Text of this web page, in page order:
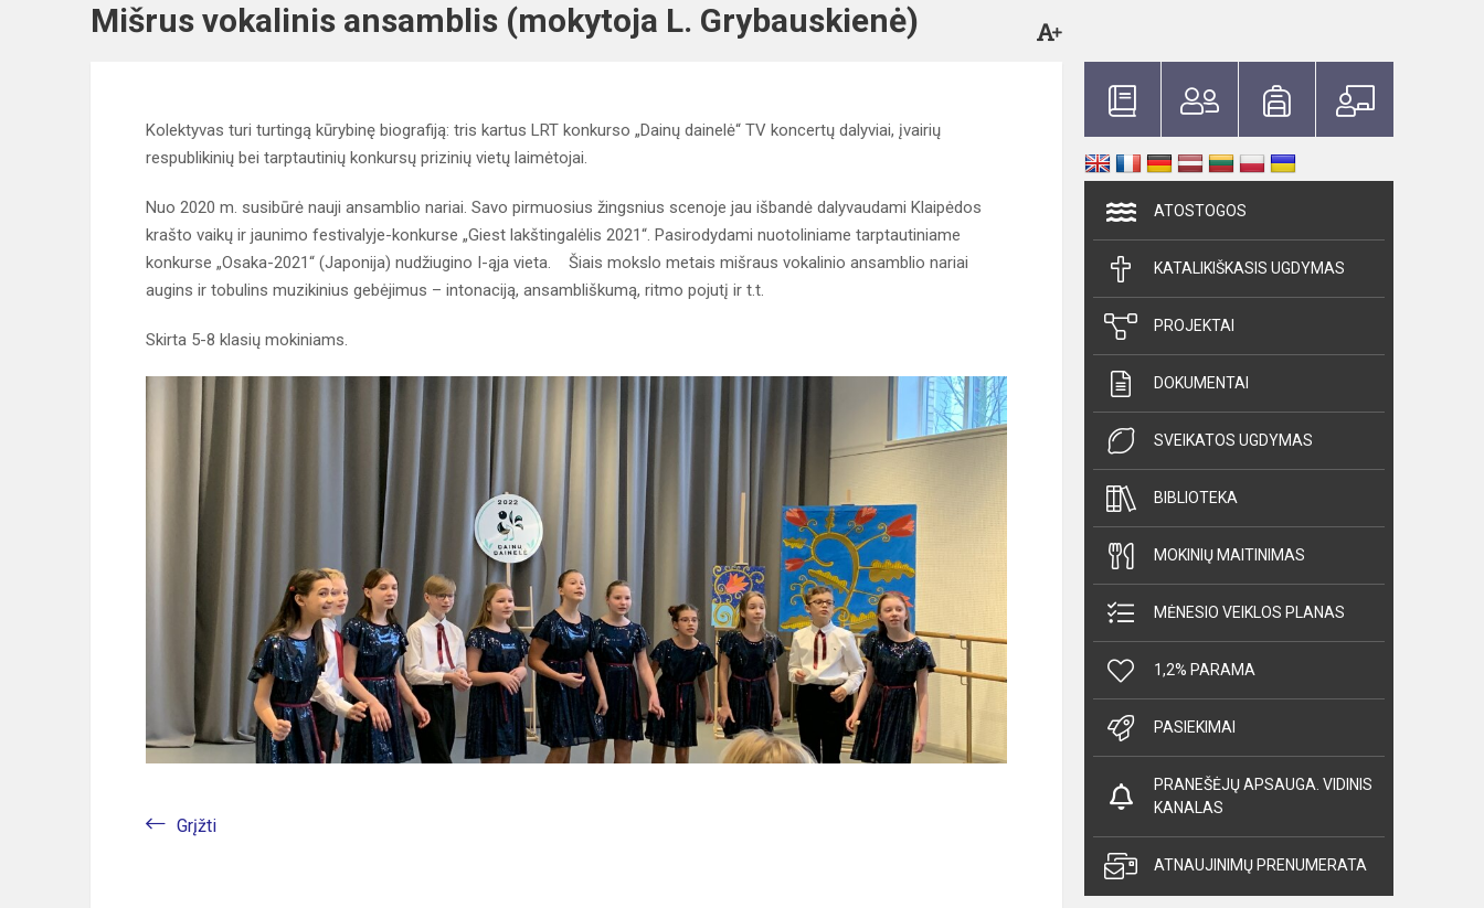
Mišrus vokalinis ansamblis (mokytoja L. Grybauskienė)
Kolektyvas turi turtingą kūrybinę biografiją: tris kartus LRT konkurso „Dainų dainelė“ TV koncertų dalyviai, įvairių
respublikinių bei tarptautinių konkursų prizinių vietų laimėtojai.
Nuo 2020 m. susibūrė nauji ansamblio nariai. Savo pirmuosius žingsnius scenoje jau išbandė dalyvaudami Klaipėdos
krašto vaikų ir jaunimo festivalyje-konkurse „Giest lakštingalėlis 2021“. Pasirodydami nuotoliniame tarptautiniame
konkurse „Osaka-2021“ (Japonija) nudžiugino I-ąja vieta. Šiais mokslo metais mišraus vokalinio ansamblio nariai
augins ir tobulins muzikinius gebėjimus – intonaciją, ansambliškumą, ritmo pojutį ir t.t.
Skirta 5-8 klasių mokiniams.
Grįžti
ATOSTOGOS
KATALIKIŠKASIS UGDYMAS
PROJEKTAI
DOKUMENTAI
SVEIKATOS UGDYMAS
BIBLIOTEKA
MOKINIŲ MAITINIMAS
MĖNESIO VEIKLOS PLANAS
1,2% PARAMA
PASIEKIMAI
PRANEŠĖJŲ APSAUGA. VIDINIS
KANALAS
ATNAUJINIMŲ PRENUMERATA